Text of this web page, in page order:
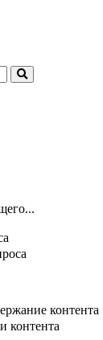
контента
контента